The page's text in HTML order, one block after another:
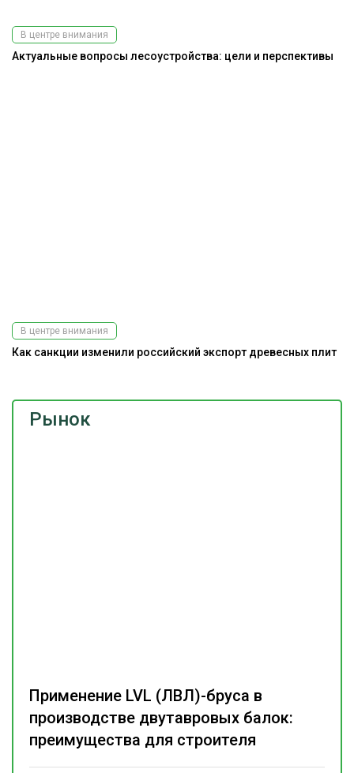
Рынок
Применение LVL (ЛВЛ)-бруса в
производстве двутавровых балок:
преимущества для строителя
В центре внимания
Актуальные вопросы лесоустройства: цели и перспективы
В центре внимания
Как санкции изменили российский экспорт древесных плит